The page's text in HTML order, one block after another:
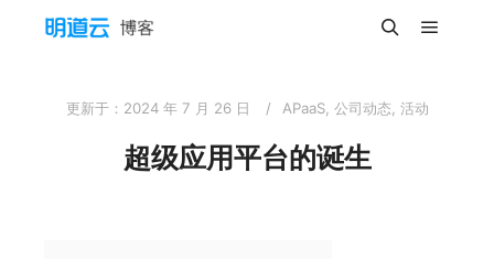
更新于： 2024 年 7 月 26 日 APaaS, 公司动态 活动
超级应用平台的诞生